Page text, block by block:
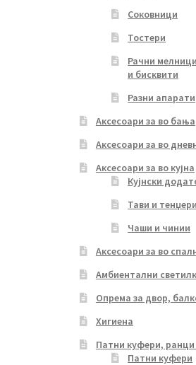
Соковници
Тостери
Рачни
и бисквити
Разни апарати
Аксесоари за во бања
Аксесоари за во
Аксесоари за во кујна
Кујнски
Тави и
Чаши и чинии
Аксесоари за во
Амбиентални
Опрема за двор,
Хигиена
Патни куфери,
Патни куфери